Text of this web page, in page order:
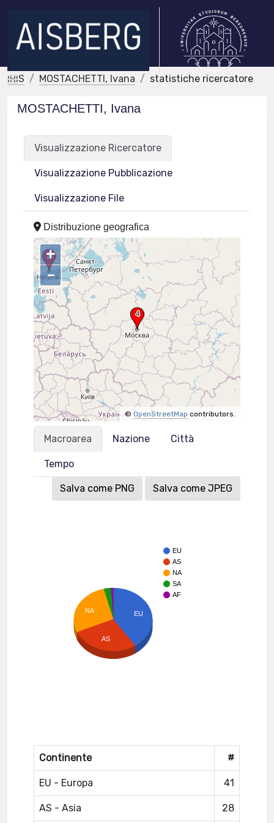
IRIS MOSTACHETTI, Ivana statistiche ricercatore
MOSTACHETTI, Ivana
Visualizzazione Ricercatore
Visualizzazione Pubblicazione
Visualizzazione File
Distribuzione geografica
+
–
© OpenStreetMap contributors.
Macroarea Nazione Città
Tempo
Salva come PNG Salva come JPEG
EU
AS
NA
SA
AF
EU
NA
AS
Continente #
EU - Europa 41
AS - Asia 28